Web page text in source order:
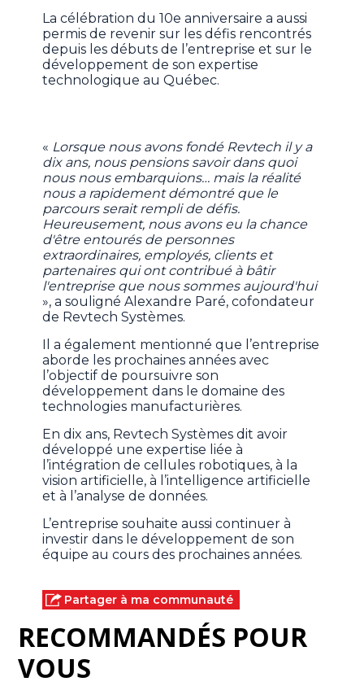
La célébration du 10e anniversaire a aussi
permis de revenir sur les défis rencontrés
depuis les débuts de l’entreprise et sur le
développement de son expertise
technologique au Québec.
« Lorsque nous avons fondé Revtech il y a
dix ans, nous pensions savoir dans quoi
nous nous embarquions… mais la réalité
nous a rapidement démontré que le
parcours serait rempli de défis.
Heureusement, nous avons eu la chance
d'être entourés de personnes
extraordinaires, employés, clients et
partenaires qui ont contribué à bâtir
l'entreprise que nous sommes aujourd'hui
», a souligné Alexandre Paré, cofondateur
de Revtech Systèmes.
Il a également mentionné que l’entreprise
aborde les prochaines années avec
l’objectif de poursuivre son
développement dans le domaine des
technologies manufacturières.
En dix ans, Revtech Systèmes dit avoir
développé une expertise liée à
l’intégration de cellules robotiques, à la
vision artificielle, à l’intelligence artificielle
et à l’analyse de données.
L’entreprise souhaite aussi continuer à
investir dans le développement de son
équipe au cours des prochaines années.
Partager à ma communauté
RECOMMANDÉS POUR
VOUS